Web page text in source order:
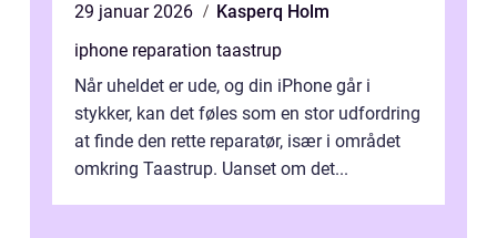
29 januar 2026
Kasperq Holm
iphone reparation taastrup
Når uheldet er ude, og din iPhone går i
stykker, kan det føles som en stor udfordring
at finde den rette reparatør, især i området
omkring Taastrup. Uanset om det...